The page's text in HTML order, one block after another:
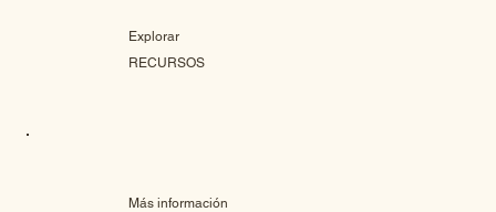
Explorar
RECURSOS
Más información